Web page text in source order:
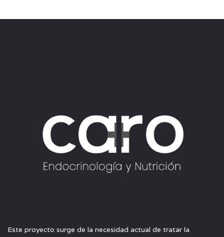
Este proyecto surge de la necesidad actual de tratar la